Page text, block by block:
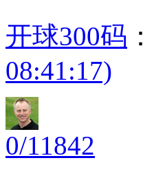
开球300码 ：
08:41:17)
0/11842